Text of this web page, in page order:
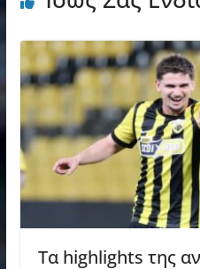
Τα highlights της